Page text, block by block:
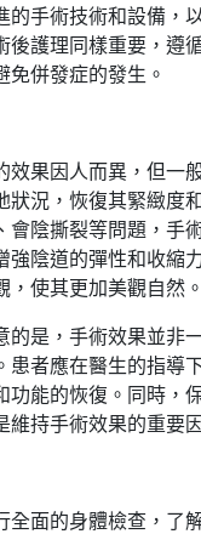
的手術技術和設備，
後護理同樣重要，遵
免併發症的發生。
效果因人而異，但一
狀況，恢復其緊緻度
會陰撕裂等問題，手
強陰道的彈性和收縮
，使其更加美觀自然。
的是，手術效果並非
患者應在醫生的指導
功能的恢復。同時，
維持手術效果的重要
全面的身體檢查，了